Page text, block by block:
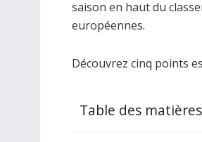
saison en haut du
européennes.
Découvrez cinq points
Table des matières